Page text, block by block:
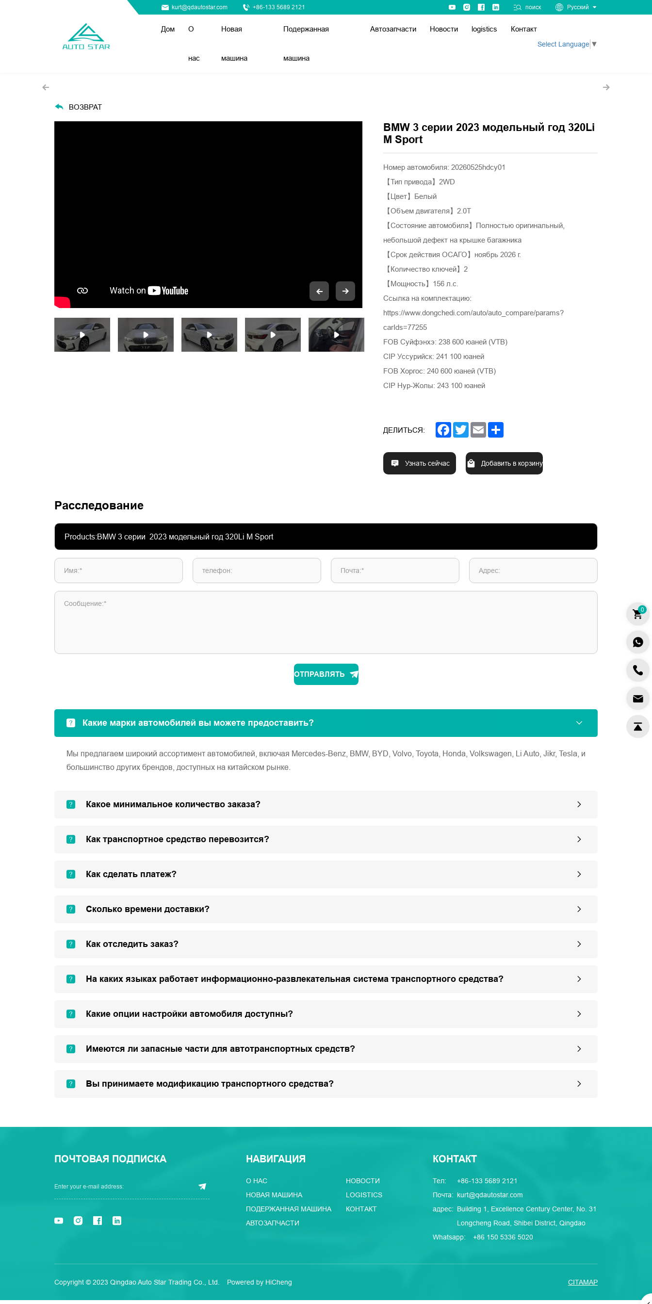
kurt@qdautostar.com +86-133 5689 2121 поиск Русский
Дом О
нас
Новая
машина
Подержанная
машина
Автозапчасти Новости logistics Контакт
Select Language ▼
ВОЗВРАТ
BMW 3 серии 2023 модельный год 320Li
M Sport
Номер автомобиля: 20260525hdcy01
【Тип привода】2WD
【Цвет】Белый
【Объем двигателя】2.0T
【Состояние автомобиля】Полностью оригинальный,
небольшой дефект на крышке багажника
【Срок действия ОСАГО】ноябрь 2026 г.
【Количество ключей】2
【Мощность】156 л.с.
Ссылка на комплектацию:
https://www.dongchedi.com/auto/auto_compare/params?
carIds=77255
FOB Суйфэнхэ: 238 600 юаней (VTB)
CIP Уссурийск: 241 100 юаней
FOB Хоргос: 240 600 юаней (VTB)
CIP Нур-Жолы: 243 100 юаней
ДЕЛИТЬСЯ: Facebook
TwitterEmail
Узнать сейчас Добавить в корзину
Расследование
Имя:* телефон: Почта:* Адрес:
Сообщение:*
ОТПРАВЛЯТЬ
Какие марки автомобилей вы можете предоставить?
Мы предлагаем широкий ассортимент автомобилей, включая Mercedes-Benz, BMW, BYD, Volvo, Toyota, Honda, Volkswagen, Li Auto, Jikr, Tesla, и
большинство других брендов, доступных на китайском рынке.
Какое минимальное количество заказа?
Как транспортное средство перевозится?
Как сделать платеж?
Сколько времени доставки?
Как отследить заказ?
На каких языках работает информационно-развлекательная система транспортного средства?
Какие опции настройки автомобиля доступны?
Имеются ли запасные части для автотранспортных средств?
Вы принимаете модификацию транспортного средства?
ПОЧТОВАЯ ПОДПИСКА НАВИГАЦИЯ
О НАС
НОВАЯ МАШИНА
ПОДЕРЖАННАЯ МАШИНА
АВТОЗАПЧАСТИ
НОВОСТИ
LOGISTICS
КОНТАКТ
КОНТАКТ
Тел:
+86-133 5689 2121
Почта: kurt@qdautostar.com
адрес: Building 1, Excellence Century Center, No. 31
Longcheng Road, Shibei District, Qingdao
Whatsapp:
+86 150 5336 5020
Copyright © 2023 Qingdao Auto Star Trading Co., Ltd. Powered by HiCheng CITAMAP
0